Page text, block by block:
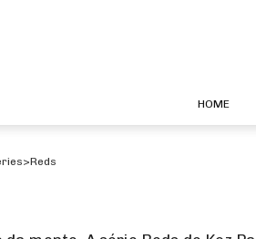
HOME
>Reds